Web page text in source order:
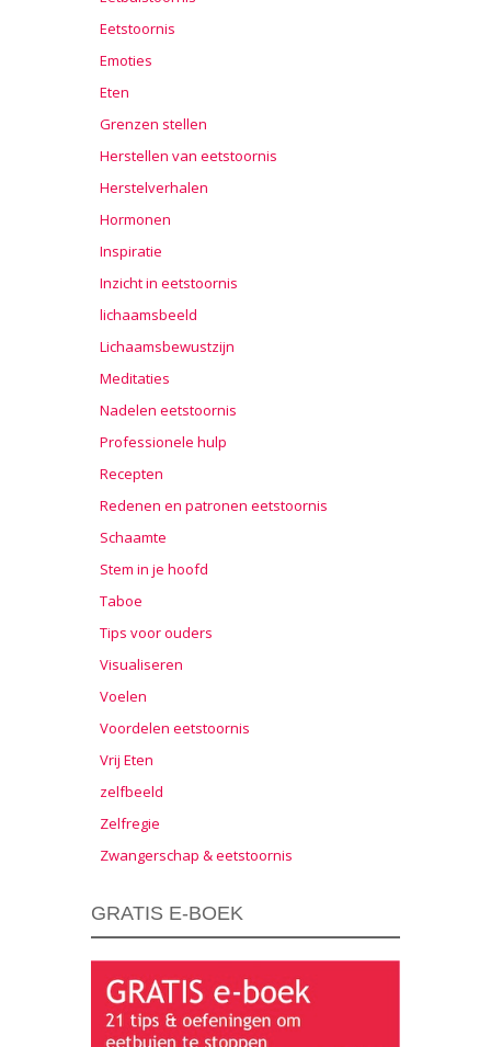
Eetstoornis
Emoties
Eten
Grenzen stellen
Herstellen van eetstoornis
Herstelverhalen
Hormonen
Inspiratie
Inzicht in eetstoornis
lichaamsbeeld
Lichaamsbewustzijn
Meditaties
Nadelen eetstoornis
Professionele hulp
Recepten
Redenen en patronen eetstoornis
Schaamte
Stem in je hoofd
Taboe
Tips voor ouders
Visualiseren
Voelen
Voordelen eetstoornis
Vrij Eten
zelfbeeld
Zelfregie
Zwangerschap & eetstoornis
GRATIS E-BOEK